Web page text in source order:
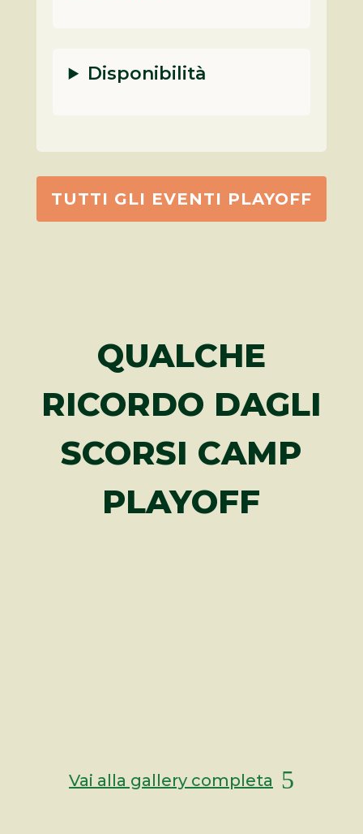
Disponibilità
TUTTI GLI EVENTI PLAYOFF
QUALCHE
RICORDO DAGLI
SCORSI CAMP
PLAYOFF
Vai alla gallery completa